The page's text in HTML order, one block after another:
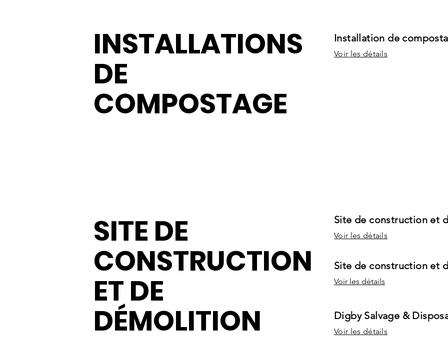
INSTALLATIONS
DE
COMPOSTAGE
Installation de
Voir les détails
SITE DE
CONSTRUCTION
ET DE
DÉMOLITION
Site de construction et
Voir les détails
Site de construction et
Voir les détails
Digby Salvage &
Voir les détails